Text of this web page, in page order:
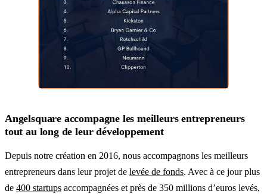
Angelsquareaccompagne les meilleurs entrepreneurs
tout au long de leur développement
Depuis notre création en 2016, nous accompagnons les meilleurs
entrepreneurs dans leur projet de levée de fonds. Avec à ce jour plus
de 400 startups accompagnées et près de 350 millions d’euros levés,